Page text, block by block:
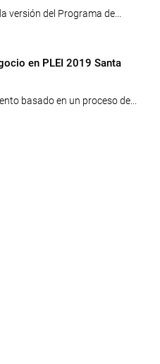
versión del Programa de...
en PLEI 2019 Santa
basado en un proceso de...